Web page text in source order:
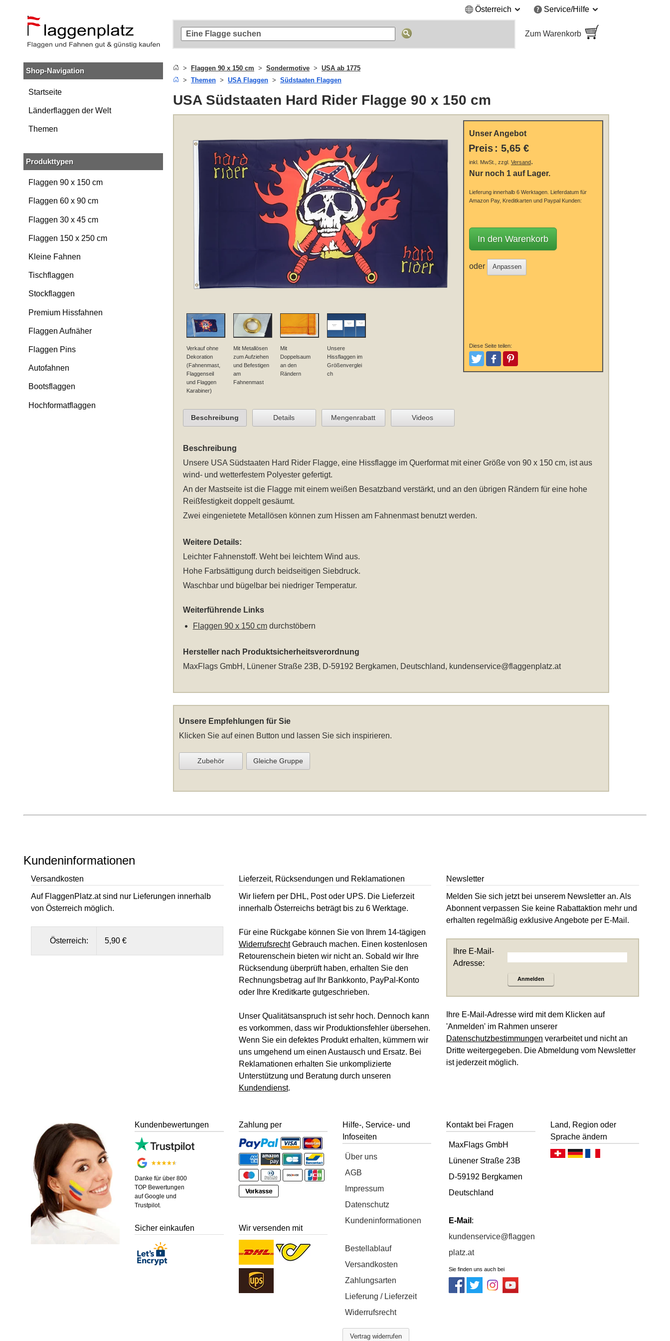
Hauptinhalt
springen
Suche
Zur
Navigation
springen
Österreich Service/Hilfe
Zum Warenkorb
Shop-Navigation
Startseite
Länderflaggen der Welt
Themen
Produkttypen
Flaggen 90 x 150 cm
Flaggen 60 x 90 cm
Flaggen 30 x 45 cm
Flaggen 150 x 250 cm
Kleine Fahnen
Tischflaggen
Stockflaggen
Premium Hissfahnen
Flaggen Aufnäher
Flaggen Pins
Autofahnen
Bootsflaggen
Hochformatflaggen
Flaggen 90 x 150 cm Sondermotive
USA ab 1775
Themen
USA Flaggen Südstaaten Flaggen
USA Südstaaten Hard Rider Flagge 90 x 150 cm
Verkauf ohne
Dekoration
(Fahnenmast,
Flaggenseil
und Flaggen
Karabiner)
Mit Metallösen
zum Aufziehen
und Befestigen
am
Fahnenmast
Mit
Doppelsaum
an den
Rändern
Unsere
Hissflaggen im
Größenverglei
ch
Unser Angebot
Preis : 5,65 €
inkl. MwSt., zzgl. Versand.
Nur noch 1 auf Lager.
Lieferung innerhalb 6 Werktagen.
Lieferdatum für
Amazon Pay, Kreditkarten und Paypal Kunden:
In den Warenkorb
oder Anpassen
Diese Seite teilen:
TweetenPostenPinterest
Beschreibung Details Mengenrabatt Videos
Beschreibung
Unsere USA Südstaaten Hard Rider Flagge, eine Hissflagge im Querformat mit einer Größe von 90 x 150 cm, ist aus
wind- und wetterfestem Polyester gefertigt.
An der Mastseite ist die Flagge mit einem weißen Besatzband verstärkt, und an den übrigen Rändern für eine hohe
Reißfestigkeit doppelt gesäumt.
Zwei eingenietete Metallösen können zum Hissen am Fahnenmast benutzt werden.
Weitere Details:
Leichter Fahnenstoff. Weht bei leichtem Wind aus.
Hohe Farbsättigung durch beidseitigen Siebdruck.
Waschbar und bügelbar bei niedriger Temperatur.
Weiterführende Links
Flaggen 90 x 150 cmdurchstöbern
Hersteller nach Produktsicherheitsverordnung
MaxFlags GmbH, Lünener Straße 23B, D-59192 Bergkamen, Deutschland, kundenservice@flaggenplatz.at
Unsere Empfehlungen für Sie
Klicken Sie auf einen Button und lassen Sie sich inspirieren.
Zubehör Gleiche Gruppe
Kundeninformationen
Versandkosten
Auf FlaggenPlatz.at sind nur Lieferungen innerhalb
von Österreich möglich.
Österreich: 5,90 €
Lieferzeit, Rücksendungen und Reklamationen
Wir liefern per DHL, Post oder UPS. Die Lieferzeit
innerhalb Österreichs beträgt bis zu 6 Werktage.
Für eine Rückgabe können Sie von Ihrem 14-tägigen
WiderrufsrechtGebrauch machen. Einen kostenlosen
Retourenschein bieten wir nicht an. Sobald wir Ihre
Rücksendung überprüft haben, erhalten Sie den
Rechnungsbetrag auf Ihr Bankkonto, PayPal-Konto
oder Ihre Kreditkarte gutgeschrieben.
Unser Qualitätsanspruch ist sehr hoch. Dennoch kann
es vorkommen, dass wir Produktionsfehler übersehen.
Wenn Sie ein defektes Produkt erhalten, kümmern wir
uns umgehend um einen Austausch und Ersatz. Bei
Reklamationen erhalten Sie unkomplizierte
Unterstützung und Beratung durch unseren
Kundendienst.
Newsletter
Melden Sie sich jetzt bei unserem Newsletter an. Als
Abonnent verpassen Sie keine Rabattaktion mehr und
erhalten regelmäßig exklusive Angebote per E-Mail.
Ihre E-Mail-
Adresse:
Anmelden
Ihre E-Mail-Adresse wird mit dem Klicken auf
'Anmelden' im Rahmen unserer
Datenschutzbestimmungen verarbeitet und nicht an
Dritte weitergegeben. Die Abmeldung vom Newsletter
ist jederzeit möglich.
Kundenbewertungen
Danke für über 800
TOP Bewertungen
auf Google und
Trustpilot.
Zahlung per
Sicher einkaufen Wir versenden mit
Hilfe-, Service- und
Infoseiten
Über uns
AGB
Impressum
Datenschutz
Kundeninformationen
Bestellablauf
Versandkosten
Zahlungsarten
Lieferung / Lieferzeit
Widerrufsrecht
Vertrag widerrufen
Kontakt bei Fragen
MaxFlags GmbH
Lünener Straße 23B
D-59192 Bergkamen
Deutschland
E-Mail :
kundenservice@flaggen
platz.at
Sie finden uns auch bei
Land, Region oder
Sprache ändern
Deutsch (CH)